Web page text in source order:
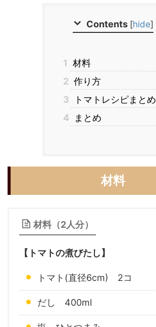
Contents [hide]
1 材料
2 作り方
3
トマトレシピまとめ
4
まとめ
材料
材料（2人分）
【トマトの煮びたし】
トマト(直径6cm) 2コ
だし 400ml